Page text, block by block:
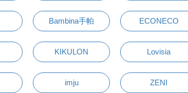
Bambina手帕 ECONECO
KIKULON Lovisia
imju ZENI